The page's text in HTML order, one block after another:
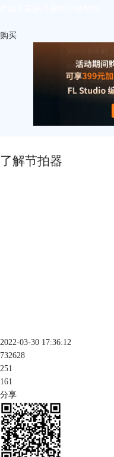
购买
了解节拍器
2022-03-30 17:36:12
732628
251
161
分享